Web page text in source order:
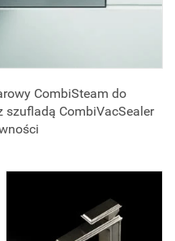
CombiSteam do
szufladą CombiVacSealer